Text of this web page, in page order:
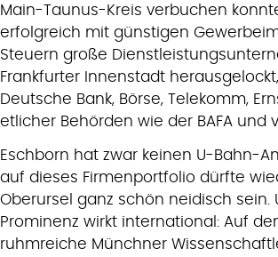
Main-Taunus-Kreis verbuchen
erfolgreich mit günstigen
Steuern große
Frankfurter Innenstadt
Deutsche Bank, Börse, Telekomm,
etlicher Behörden wie der BAFA und
Eschborn hat zwar keinen U-Bahn-
auf dieses Firmenportfolio dürfte
Oberursel ganz schön neidisch sein.
Prominenz wirkt international: Auf
ruhmreiche Münchner